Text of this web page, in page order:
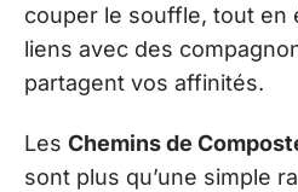
couper le souffle, tout en
liens avec des
partagent vos affinités.
Les Chemins de
sont plus qu’une simple